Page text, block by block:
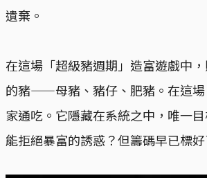
遺棄。
在這場「超級豬週期」造富遊戲中
的豬——母豬、豬仔、肥豬。在這場
家通吃。它隱藏在系統之中，唯一
能拒絕暴富的誘惑？但籌碼早已標好